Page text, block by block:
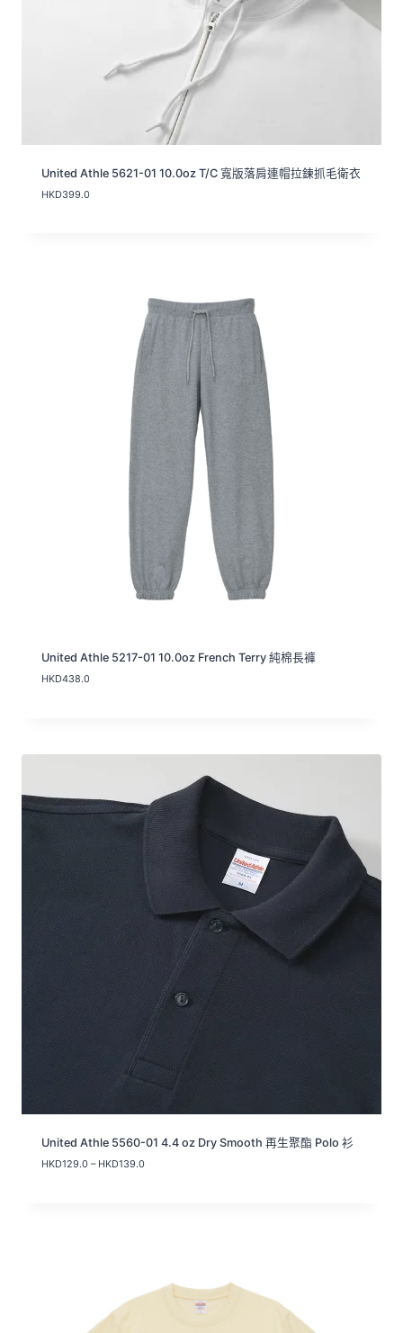
United Athle 5621-01 10.0oz T/C 寬版落肩連帽拉鍊抓毛衛衣
HKD399.0
United Athle 5217-01 10.0oz French Terry 純棉長褲
HKD438.0
United Athle 5560-01 4.4 oz Dry Smooth 再生聚酯 Polo 衫
HKD129.0 – HKD139.0